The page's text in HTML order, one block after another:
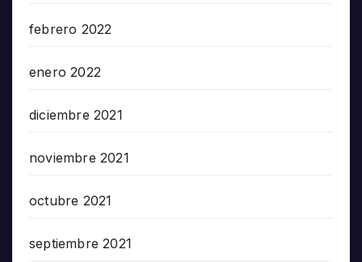
febrero 2022
enero 2022
diciembre 2021
noviembre 2021
octubre 2021
septiembre 2021